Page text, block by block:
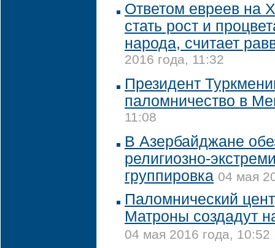
Ответом евреев на
стать рост и
народа, считает
2016 года, 11:32
Президент
паломничество в
11:08
В Азербайджане
религиозно-
группировка 04 мая
Паломнический
Матроны создадут
04 мая 2016 года, 10:52